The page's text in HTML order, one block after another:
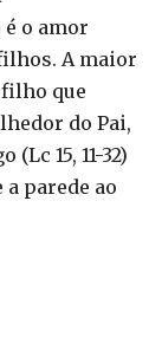
o amor
A maior
filho que
do Pai,
15, 11-32)
parede ao